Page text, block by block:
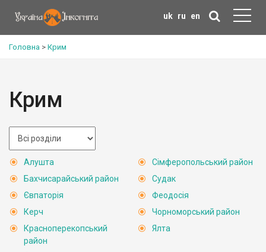
uk ru en
Головна > Крим
Крим
Алушта
Бахчисарайський район
Євпаторія
Керч
Красноперекопський
район
Сімферопольський район
Судак
Феодосія
Чорноморський район
Ялта